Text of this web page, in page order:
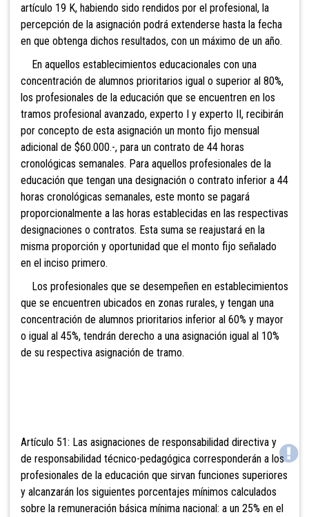
artículo 19 K, habiendo sido rendidos por el profesional, la
percepción de la asignación podrá extenderse hasta la fecha
en que obtenga dichos resultados, con un máximo de un año.
En aquellos establecimientos educacionales con una
concentración de alumnos prioritarios igual o superior al 80%,
los profesionales de la educación que se encuentren en los
tramos profesional avanzado, experto I y experto II, recibirán
por concepto de esta asignación un monto fijo mensual
adicional de $60.000.-, para un contrato de 44 horas
cronológicas semanales. Para aquellos profesionales de la
educación que tengan una designación o contrato inferior a 44
horas cronológicas semanales, este monto se pagará
proporcionalmente a las horas establecidas en las respectivas
designaciones o contratos. Esta suma se reajustará en la
misma proporción y oportunidad que el monto fijo señalado
en el inciso primero.
Los profesionales que se desempeñen en establecimientos
que se encuentren ubicados en zonas rurales, y tengan una
concentración de alumnos prioritarios inferior al 60% y mayor
o igual al 45%, tendrán derecho a una asignación igual al 10%
de su respectiva asignación de tramo.
Artículo 51: Las asignaciones de responsabilidad directiva y
de responsabilidad técnico-pedagógica corresponderán a los
profesionales de la educación que sirvan funciones superiores
y alcanzarán los siguientes porcentajes mínimos calculados
sobre la remuneración básica mínima nacional: a un 25% en el